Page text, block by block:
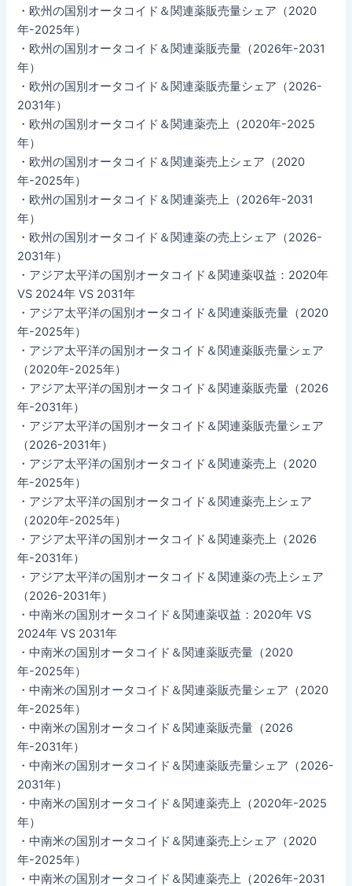
・欧州の国別オータコイド＆関連薬販売量シェア（2020
年-2025年）
・欧州の国別オータコイド＆関連薬販売量（2026年-2031
年）
・欧州の国別オータコイド＆関連薬販売量シェア（2026-
2031年）
・欧州の国別オータコイド＆関連薬売上（2020年-2025
年）
・欧州の国別オータコイド＆関連薬売上シェア（2020
年-2025年）
・欧州の国別オータコイド＆関連薬売上（2026年-2031
年）
・欧州の国別オータコイド＆関連薬の売上シェア（2026-
2031年）
・アジア太平洋の国別オータコイド＆関連薬収益：2020年
VS 2024年 VS 2031年
・アジア太平洋の国別オータコイド＆関連薬販売量（2020
年-2025年）
・アジア太平洋の国別オータコイド＆関連薬販売量シェア
（2020年-2025年）
・アジア太平洋の国別オータコイド＆関連薬販売量（2026
年-2031年）
・アジア太平洋の国別オータコイド＆関連薬販売量シェア
（2026-2031年）
・アジア太平洋の国別オータコイド＆関連薬売上（2020
年-2025年）
・アジア太平洋の国別オータコイド＆関連薬売上シェア
（2020年-2025年）
・アジア太平洋の国別オータコイド＆関連薬売上（2026
年-2031年）
・アジア太平洋の国別オータコイド＆関連薬の売上シェア
（2026-2031年）
・中南米の国別オータコイド＆関連薬収益：2020年 VS
2024年 VS 2031年
・中南米の国別オータコイド＆関連薬販売量（2020
年-2025年）
・中南米の国別オータコイド＆関連薬販売量シェア（2020
年-2025年）
・中南米の国別オータコイド＆関連薬販売量（2026
年-2031年）
・中南米の国別オータコイド＆関連薬販売量シェア（2026-
2031年）
・中南米の国別オータコイド＆関連薬売上（2020年-2025
年）
・中南米の国別オータコイド＆関連薬売上シェア（2020
年-2025年）
・中南米の国別オータコイド＆関連薬売上（2026年-2031